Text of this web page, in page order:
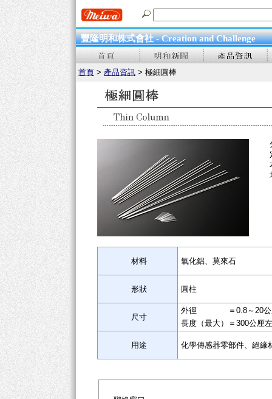
豐隆明和株式會社 - Creation and Challenge
首頁 > 產品資訊 > 極細圓棒
材料 氧化鋁、莫來石
形狀 圓柱
尺寸
外徑 ＝0.8～20公
長度（最大）＝300公厘
用途 化學傳感器零部件、絕緣